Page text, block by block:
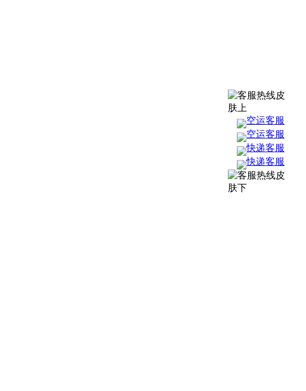
空运客服
空运客服
快递客服
快递客服